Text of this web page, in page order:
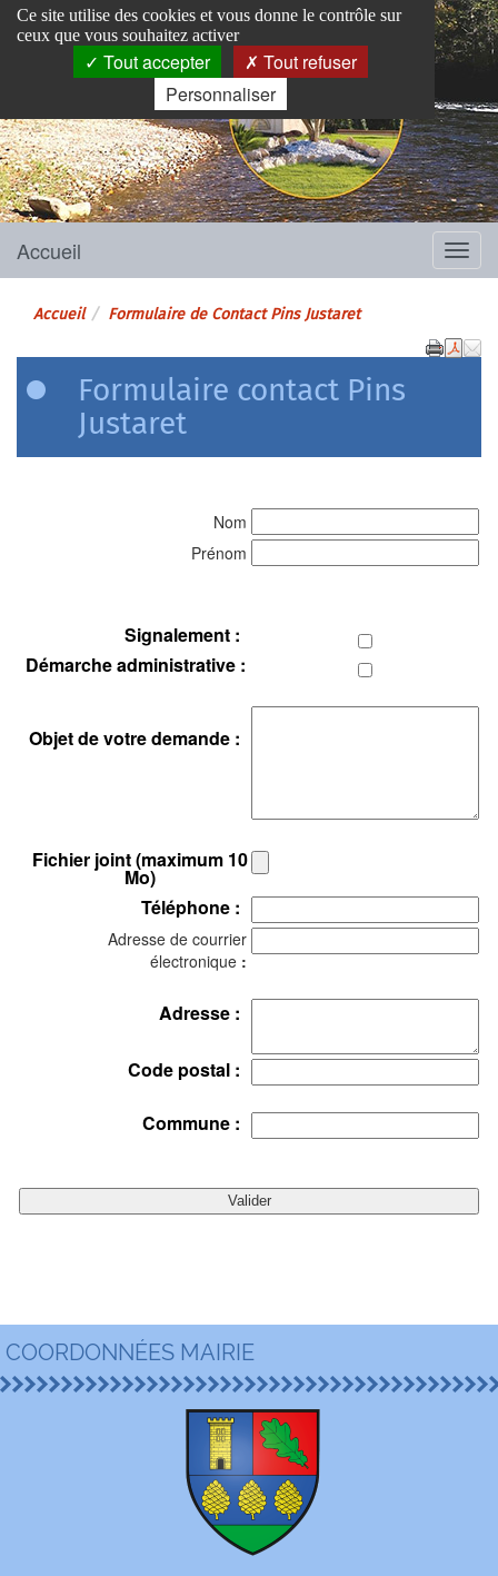
Pins-Justaret
Site officiel de la mairie
Menu
Accueil
Accueil Formulaire de Contact Pins Justaret
Formulaire contact Pins
Justaret
Nom
Prénom
Signalement :
Démarche administrative :
Objet de votre demande :
Fichier joint (maximum 10
Mo)
Téléphone :
Adresse de courrier
électronique :
Adresse :
Code postal :
Commune :
COORDONNÉES MAIRIE
Panneau de gestion des cookies
Ce site utilise des cookies et vous donne le contrôle sur
ceux que vous souhaitez activer
Tout accepter
Tout refuser
Personnaliser